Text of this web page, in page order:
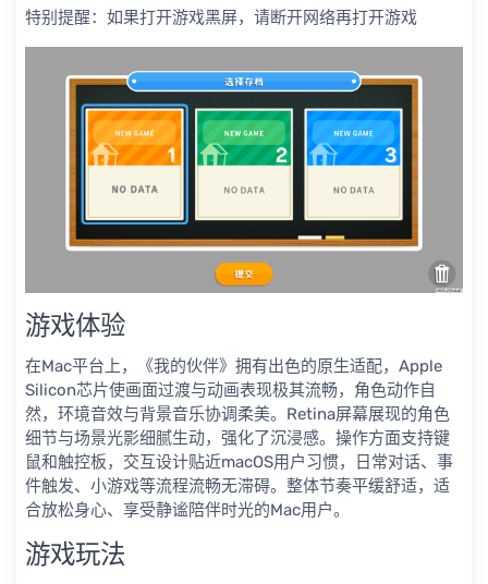
特别提醒：如果打开游戏黑屏，请断开网络再打开游戏
游戏体验
在Mac平台上，《我的伙伴》拥有出色的原生适配，Apple
Silicon芯片使画面过渡与动画表现极其流畅，角色动作自
然，环境音效与背景音乐协调柔美。Retina屏幕展现的角色
细节与场景光影细腻生动，强化了沉浸感。操作方面支持键
鼠和触控板，交互设计贴近macOS用户习惯，日常对话、事
件触发、小游戏等流程流畅无滞碍。整体节奏平缓舒适，适
合放松身心、享受静谧陪伴时光的Mac用户。
游戏玩法